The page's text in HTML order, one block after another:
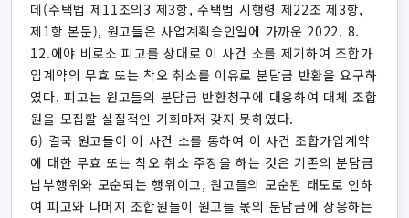
데(주택법 제11조의3 제3항, 주택법 시행령 제22조 제3항,
제1항 본문), 원고들은 사업계획승인일에 가까운 2022. 8.
12.에야 비로소 피고를 상대로 이 사건 소를 제기하여 조합가
입계약의 무효 또는 착오 취소를 이유로 분담금 반환을 요구하
였다. 피고는 원고들의 분담금 반환청구에 대응하여 대체 조합
원을 모집할 실질적인 기회마저 갖지 못하였다.
6) 결국 원고들이 이 사건 소를 통하여 이 사건 조합가입계약
에 대한 무효 또는 착오 취소 주장을 하는 것은 기존의 분담금
납부행위와 모순되는 행위이고, 원고들의 모순된 태도로 인하
여 피고와 나머지 조합원들이 원고들 몫의 분담금에 상응하는